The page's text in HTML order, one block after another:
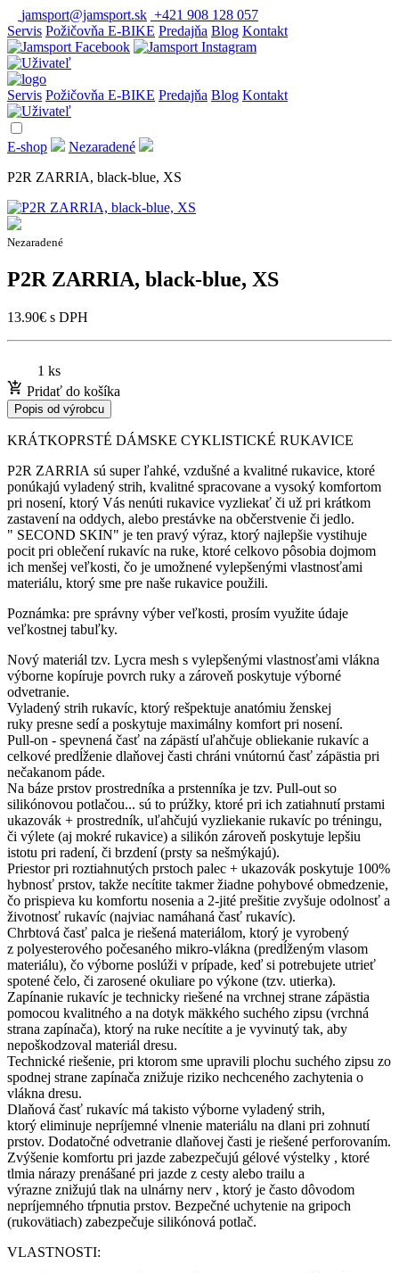
jamsport@jamsport.sk +421 908 128 057
Servis Požičovňa E-BIKE Predajňa Blog Kontakt
Servis Požičovňa E-BIKE Predajňa Blog Kontakt
E-shop
Nezaradené
P2R ZARRIA, black-blue, XS
Nezaradené
P2R ZARRIA, black-blue, XS
13.90€ s DPH
1 ks
Pridať do košíka
Popis od výrobcu
KRÁTKOPRSTÉ DÁMSKE CYKLISTICKÉ RUKAVICE
P2R ZARRIA sú super ľahké, vzdušné a kvalitné rukavice, ktoré
ponúkajú vyladený strih, kvalitné spracovane a vysoký komfortom
pri nosení, ktorý Vás nenúti rukavice vyzliekať či už pri krátkom
zastavení na oddych, alebo prestávke na občerstvenie či jedlo.
" SECOND SKIN" je ten pravý výraz, ktorý najlepšie vystihuje
pocit pri oblečení rukavíc na ruke, ktoré celkovo pôsobia dojmom
ich menšej veľkosti, čo je umožnené vylepšenými vlastnosťami
materiálu, ktorý sme pre naše rukavice použili.
Poznámka: pre správny výber veľkosti, prosím využite údaje
veľkostnej tabuľky.
Nový materiál tzv. Lycra mesh s vylepšenými vlastnosťami vlákna
výborne kopíruje povrch ruky a zároveň poskytuje výborné
odvetranie.
Vyladený strih rukavíc, ktorý rešpektuje anatómiu ženskej
ruky presne sedí a poskytuje maximálny komfort pri nosení.
Pull-on - spevnená časť na zápästí uľahčuje obliekanie rukavíc a
celkové predĺženie dlaňovej časti chráni vnútornú časť zápästia pri
nečakanom páde.
Na báze prstov prostredníka a prstenníka je tzv. Pull-out so
silikónovou potlačou... sú to prúžky, ktoré pri ich zatiahnutí prstami
ukazovák + prostredník, uľahčujú vyzliekanie rukavíc po tréningu,
či výlete (aj mokré rukavice) a silikón zároveň poskytuje lepšiu
istotu pri radení, či brzdení (prsty sa nešmýkajú).
Priestor pri roztiahnutých prstoch palec + ukazovák poskytuje 100%
hybnosť prstov, takže necítite takmer žiadne pohybové obmedzenie,
čo prispieva ku komfortu nosenia a 2-jité prešitie zvyšuje odolnosť a
životnosť rukavíc (najviac namáhaná časť rukavíc).
Chrbtová časť palca je riešená materiálom, ktorý je vyrobený
z polyesterového počesaného mikro-vlákna (predĺženým vlasom
materiálu), čo výborne poslúži v prípade, keď si potrebujete utrieť
spotené čelo, či zarosené okuliare po výkone (tzv. utierka).
Zapínanie rukavíc je technicky riešené na vrchnej strane zápästia
pomocou kvalitného a na dotyk mäkkého suchého zipsu (vrchná
strana zapínača), ktorý na ruke necítite a je vyvinutý tak, aby
nepoškodzoval materiál dresu.
Technické riešenie, pri ktorom sme upravili plochu suchého zipsu zo
spodnej strane zapínača znižuje riziko nechceného zachytenia o
vlákna dresu.
Dlaňová časť rukavíc má takisto výborne vyladený strih,
ktorý eliminuje nepríjemné vlnenie materiálu na dlani pri zohnutí
prstov. Dodatočné odvetranie dlaňovej časti je riešené perforovaním.
Zvýšenie komfortu pri jazde zabezpečujú gélové výstelky , ktoré
tlmia nárazy prenášané pri jazde z cesty alebo trailu a
výrazne znižujú tlak na ulnárny nerv , ktorý je často dôvodom
nepríjemného tŕpnutia prstov. Bezpečné uchytenie na gripoch
(rukovätiach) zabezpečuje silikónová potlač.
VLASTNOSTI: